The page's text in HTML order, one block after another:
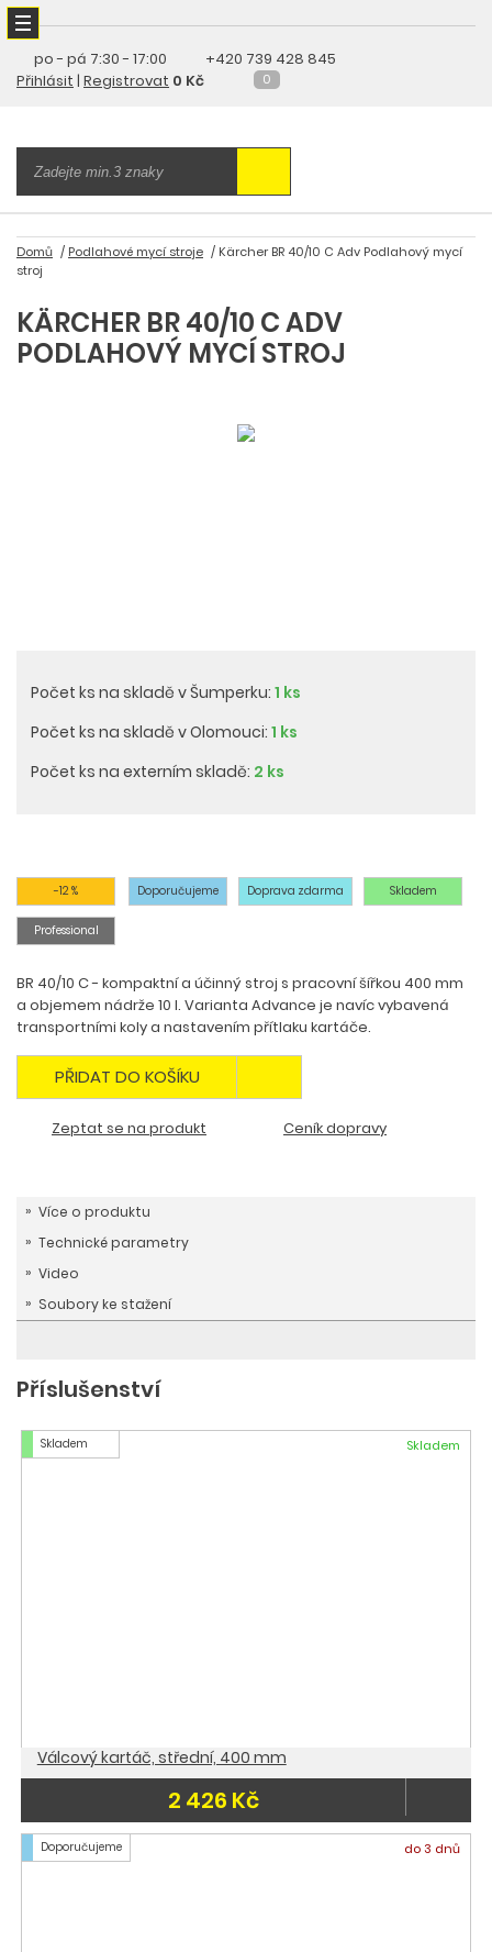
po - pá 7:30 - 17:00
+420 739 428 845
Přihlásit | Registrovat 0 Kč 0
Domů Podlahové mycí stroje
Kärcher BR 40/10 C Adv Podlahový mycí
stroj
KÄRCHER BR 40/10 C ADV
PODLAHOVÝ MYCÍ STROJ
Počet ks na skladě v Šumperku: 1 ks
Počet ks na skladě v Olomouci: 1 ks
Počet ks na externím skladě: 2 ks
-12 % Doporučujeme Doprava zdarma Skladem
Professional
BR 40/10 C - kompaktní a účinný stroj s pracovní šířkou 400 mm
a objemem nádrže 10 l. Varianta Advance je navíc vybavená
transportními koly a nastavením přítlaku kartáče.
PŘIDAT DO KOŠÍKU
Zeptat se na produkt Ceník dopravy
Více o produktu
Technické parametry
Video
Soubory ke stažení
Příslušenství
Skladem Skladem
Válcový kartáč, střední, 400 mm
2 426 Kč
Doporučujeme do 3 dnů